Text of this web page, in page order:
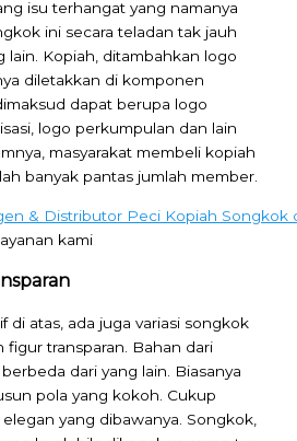
isu terhangat yang namanya
ini secara teladan tak jauh
lain. Kopiah, ditambahkan logo
diletakkan di komponen
dapat berupa logo
logo perkumpulan dan lain
masyarakat membeli kopiah
banyak pantas jumlah member.
kami
di atas, ada juga variasi songkok
figur transparan. Bahan dari
dari yang lain. Biasanya
pola yang kokoh. Cukup
yang dibawanya. Songkok,